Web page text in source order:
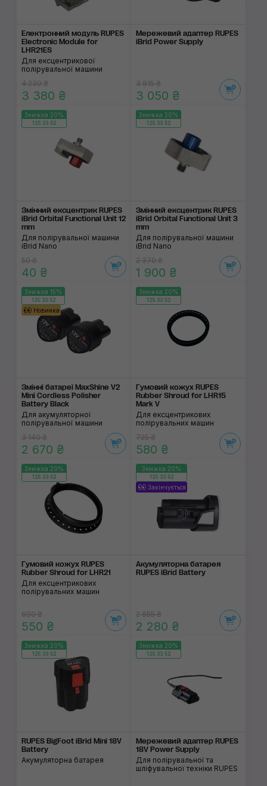
Електронний модуль RUPES
Electronic Module for
LHR21ES
Для ексцентрикової
полірувальної машини
4 230 ₴
3 380 ₴
Мережевий адаптер RUPES
iBrid Power Supply
3 815 ₴
3 050 ₴
Знижка 20%
125:33:52
Змінний ексцентрик RUPES
iBrid Orbital Functional Unit 12
mm
Для полірувальної машини
iBrid Nano
50 ₴
40 ₴
Знижка 20%
125:33:52
Змінний ексцентрик RUPES
iBrid Orbital Functional Unit 3
mm
Для полірувальної машини
iBrid Nano
2 370 ₴
1 900 ₴
Знижка 15%
125:33:52
Новинка
Змінні батареї MaxShine V2
Mini Cordless Polisher
Battery Black
Для акумуляторної
полірувальної машини
3 140 ₴
2 670 ₴
Знижка 20%
125:33:52
Гумовий кожух RUPES
Rubber Shroud for LHR15
Mark V
Для ексцентрикових
полірувальних машин
725 ₴
580 ₴
Знижка 20%
125:33:52
Гумовий кожух RUPES
Rubber Shroud for LHR21
Для ексцентрикових
полірувальних машин
690 ₴
550 ₴
Знижка 20%
125:33:52
Закінчується
Акумуляторна батарея
RUPES iBrid Battery
2 855 ₴
2 280 ₴
Знижка 20%
125:33:52
RUPES BigFoot iBrid Mini 18V
Battery
Акумуляторна батарея
Знижка 20%
125:33:52
Мережевий адаптер RUPES
18V Power Supply
Для полірувальної та
шліфувальної техніки RUPES